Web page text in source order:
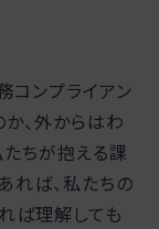
コンプライアン
、外からはわ
たちが抱える課
れば、私たちの
ば理解しても